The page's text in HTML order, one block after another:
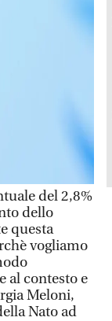
del 2,8%
dello
questa
vogliamo
al contesto e
Meloni,
Nato ad